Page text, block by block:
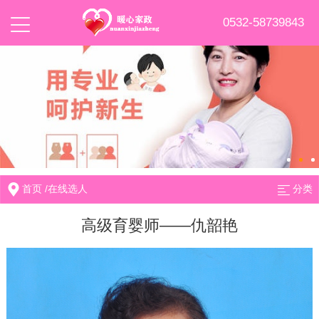
0532-58739843
首页 /在线选人 分类
高级育婴师——仇韶艳